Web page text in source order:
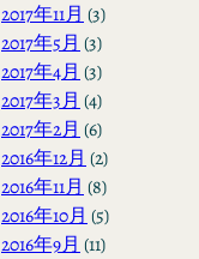
2017年11月 (3)
2017年5月 (3)
2017年4月 (3)
2017年3月 (4)
2017年2月 (6)
2016年12月 (2)
2016年11月 (8)
2016年10月 (5)
2016年9月 (11)